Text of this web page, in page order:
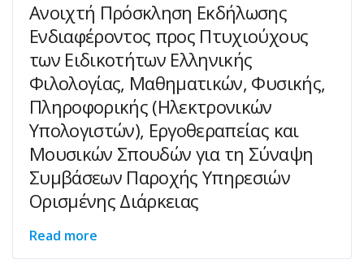
Ανοιχτή Πρόσκληση Εκδήλωσης
Ενδιαφέροντος προς Πτυχιούχους
των Ειδικοτήτων Ελληνικής
Φιλολογίας, Μαθηματικών, Φυσικής,
Πληροφορικής (Ηλεκτρονικών
Υπολογιστών), Εργοθεραπείας και
Μουσικών Σπουδών για τη Σύναψη
Συμβάσεων Παροχής Υπηρεσιών
Ορισμένης Διάρκειας
Read more